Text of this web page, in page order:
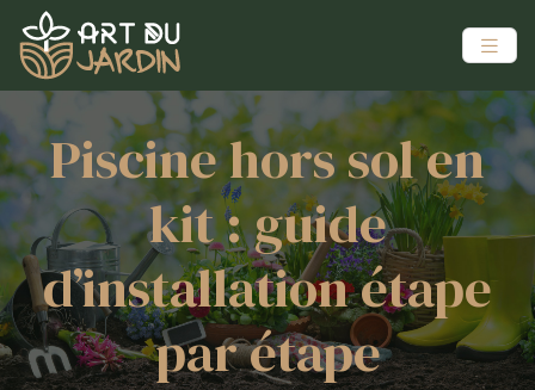
Piscine hors sol en
kit : guide
d’installation étape
par étape